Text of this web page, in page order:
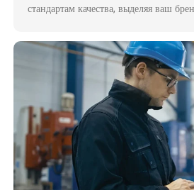
стандартам качества, выделяя ваш